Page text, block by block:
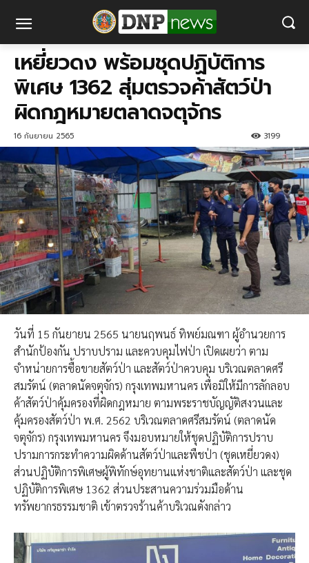
เหยี่ยวดง พร้อมชุดปฏิบัติการ
พิเศษ 1362 สุ่มตรวจค้าสัตว์ป่า
ผิดกฎหมายตลาดจตุจักร
16 กันยายน 2565 3199
วันที่ 15 กันยายน 2565 นายนฤพนธ์ ทิพย์มณฑา ผู้อำนวยการ
สำนักป้องกัน ปราบปราม และควบคุมไฟป่า เปิดเผยว่า ตาม
จำหน่ายการซื้อขายสัตว์ป่า และสัตว์ป่าควบคุม บริเวณตลาดศรี
สมรัตน์ (ตลาดนัดจตุจักร) กรุงเทพมหานคร เพื่อมิให้มีการลักลอบ
ค้าสัตว์ป่าคุ้มครองที่ผิดกฎหมาย ตามพระราชบัญญัติสงวนและ
คุ้มครองสัตว์ป่า พ.ศ. 2562 บริเวณตลาดศรีสมรัตน์ (ตลาดนัด
จตุจักร) กรุงเทพมหานคร จึงมอบหมายให้ชุดปฏิบัติการปราบ
ปรามการกระทำความผิดด้านสัตว์ป่าและพืชป่า (ชุดเหยี่ยวดง)
ส่วนปฏิบัติการพิเศษผู้พิทักษ์อุทยานแห่งชาติและสัตว์ป่า และชุด
ปฏิบัติการพิเศษ 1362 ส่วนประสานความร่วมมือด้าน
ทรัพยากรธรรมชาติ เข้าตรวจร้านค้าบริเวณดังกล่าว